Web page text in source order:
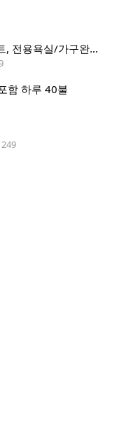
Federal Way 신축단층 독립동선 방 렌트, 전용욕실/가구완비 (여자분)
함 하루 40불